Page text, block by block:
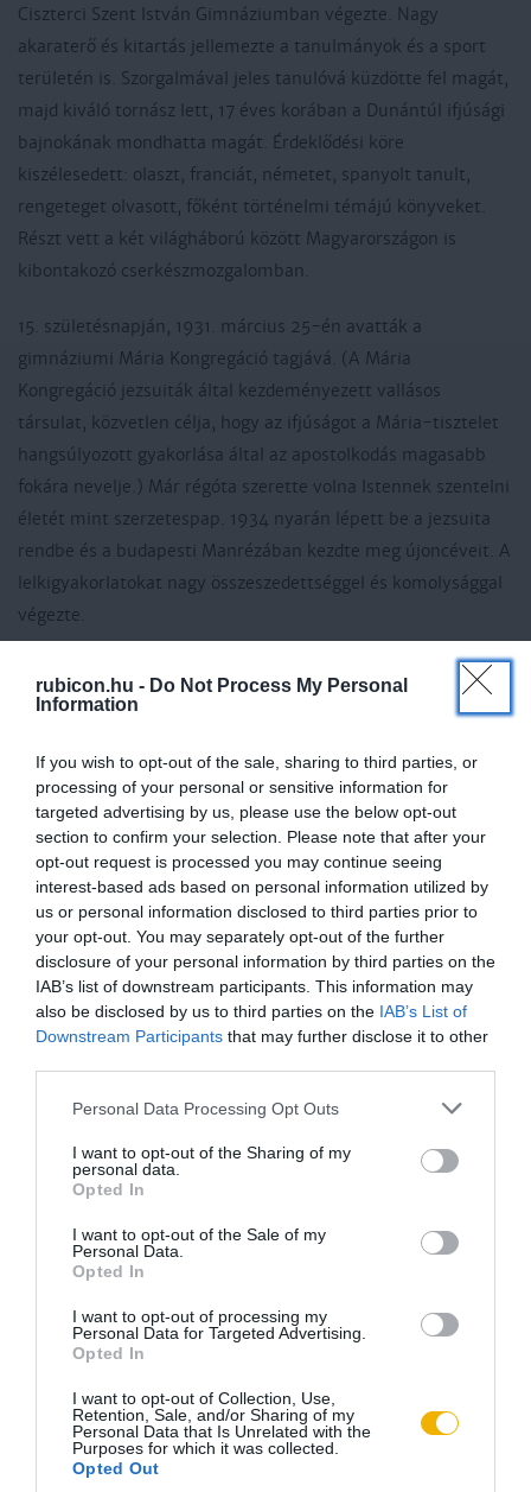
rubicon.hu - Do Not Process My Personal
Information
If you wish to opt-out of the sale, sharing to third parties, or
processing of your personal or sensitive information for
targeted advertising by us, please use the below opt-out
section to confirm your selection. Please note that after your
opt-out request is processed you may continue seeing
interest-based ads based on personal information utilized by
us or personal information disclosed to third parties prior to
your opt-out. You may separately opt-out of the further
disclosure of your personal information by third parties on the
IAB’s list of downstream participants. This information may
also be disclosed by us to third parties on the IAB’s List of
Downstream Participants that may further disclose it to other
Please note that this website/app uses one or more Google
not limited to your visit or usage behaviour. You may click to
grant or deny consent to Google and its third-party tags to
use your data for below specified purposes in below Google
consent section.
Personal Data Processing Opt Outs
I want to opt-out of the Sharing of my
personal data.
Opted In
I want to opt-out of the Sale of my
Personal Data.
Opted In
I want to opt-out of processing my
Personal Data for Targeted Advertising.
Opted In
I want to opt-out of Collection, Use,
Retention, Sale, and/or Sharing of my
Personal Data that Is Unrelated with the
Purposes for which it was collected.
Opted Out
Ciszterci Szent István Gimnáziumban végezte. Nagy
akaraterő és kitartás jellemezte a tanulmányok és a sport
területén is. Szorgalmával jeles tanulóvá küzdötte fel magát,
majd kiváló tornász lett, 17 éves korában a Dunántúl ifjúsági
bajnokának mondhatta magát. Érdeklődési köre
kiszélesedett: olaszt, franciát, németet, spanyolt tanult,
rengeteget olvasott, főként történelmi témájú könyveket.
Részt vett a két világháború között Magyarországon is
kibontakozó cserkészmozgalomban.
15. születésnapján, 1931. március 25-én avatták a
gimnáziumi Mária Kongregáció tagjává. (A Mária
Kongregáció jezsuiták által kezdeményezett vallásos
társulat, közvetlen célja, hogy az ifjúságot a Mária-tisztelet
hangsúlyozott gyakorlása által az apostolkodás magasabb
fokára nevelje.) Már régóta szerette volna Istennek szentelni
életét mint szerzetespap. 1934 nyarán lépett be a jezsuita
rendbe és a budapesti Manrézában kezdte meg újoncéveit. A
lelkigyakorlatokat nagy összeszedettséggel és komolysággal
végezte.
Gyermekkorában sokat betegeskedett. Nem sokkal a Jézus
Társaságába való belépése után elvesztette hangját.
István szótlanul tűrte a fájdalmas kezeléseket.
Mellhártyagyulladást kapott, majd mély, gennyes daganat
keletkezett a combján. A vérmérgezés oly mértékben
elhatalmasodott rajta, hogy az orvosok lemondtak az
életéről. Súlyos műtét következett, orvosai és környezete
csodálták a fiatalember lelkierejét, kitartását. Szenvedéseit
mindvégig Isten kezéből megnyugvással fogadta. Amikor
jobban volt, bátorította társait, buzdítására többen
elmentek a májusi litániára, szentmisére. Szenvedését
Nagy bánatára 1935. november 3-án el kellett hagynia a
jezsiták lelkigyakorlatos házát, a Manrézát. Nem sikerült
megvalósítani álmát, hogy jezsuita szerzetes legyen. Amíg
hazaköltözve ismét megbetegedett, kórházba került.
Kivették a manduláit, sebe lassan gyógyult, 10 napon
magas láz gyötörte, a következő nap már nem tudott
beszélni. A torkában lévő daganat miatt nehezen lélegzett,
így gégemetszést végeztek rajta. Írásban papot kért, de mire
a pap a kórházba ért, már elvesztette eszméletét. 1935.
december 17-én, reggel 6 óra 10 perckor lépett át az